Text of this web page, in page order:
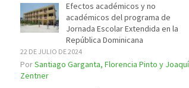
Efectos académicos y no
académicos del programa de
Jornada Escolar Extendida en la
República Dominicana
22 DE JULIO DE 2024
PorSantiago Garganta, Florencia Pinto y
Zentner